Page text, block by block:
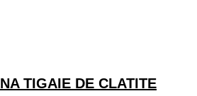
TIGAIE DE CLATITE